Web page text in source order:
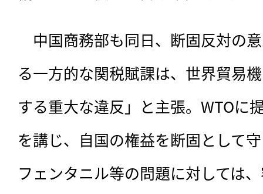
中国商務部も同日、断固反対の
る一方的な関税賦課は、世界貿易
する重大な違反」と主張。WTOに
を講じ、自国の権益を断固として
フェンタニル等の問題に対しては